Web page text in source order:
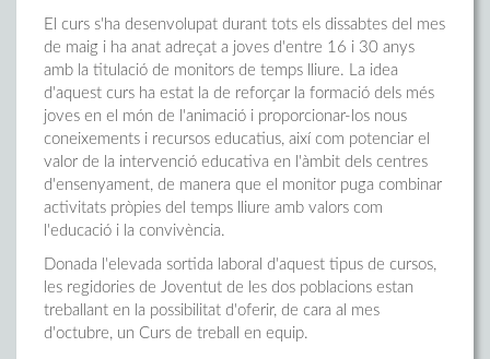
El curs s'ha desenvolupat durant tots els dissabtes del mes
de maig i ha anat adreçat a joves d'entre 16 i 30 anys
amb la titulació de monitors de temps lliure. La idea
d'aquest curs ha estat la de reforçar la formació dels més
joves en el món de l'animació i proporcionar-los nous
coneixements i recursos educatius, així com potenciar el
valor de la intervenció educativa en l'àmbit dels centres
d'ensenyament, de manera que el monitor puga combinar
activitats pròpies del temps lliure amb valors com
l'educació i la convivència.
Donada l'elevada sortida laboral d'aquest tipus de cursos,
les regidories de Joventut de les dos poblacions estan
treballant en la possibilitat d'oferir, de cara al mes
d'octubre, un Curs de treball en equip.